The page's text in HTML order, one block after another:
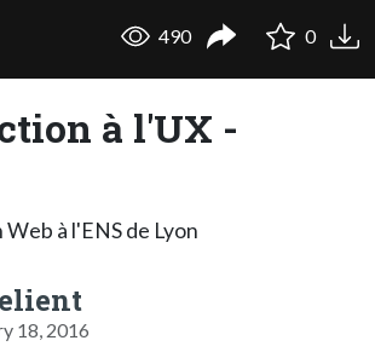
490 0
à l'UX -
à l'ENS de Lyon
18, 2016